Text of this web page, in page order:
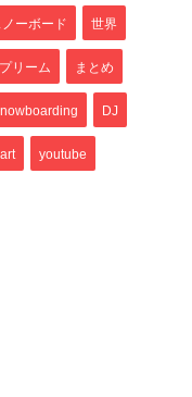
ノーボード 世界
リーム まとめ
DJ
art youtube